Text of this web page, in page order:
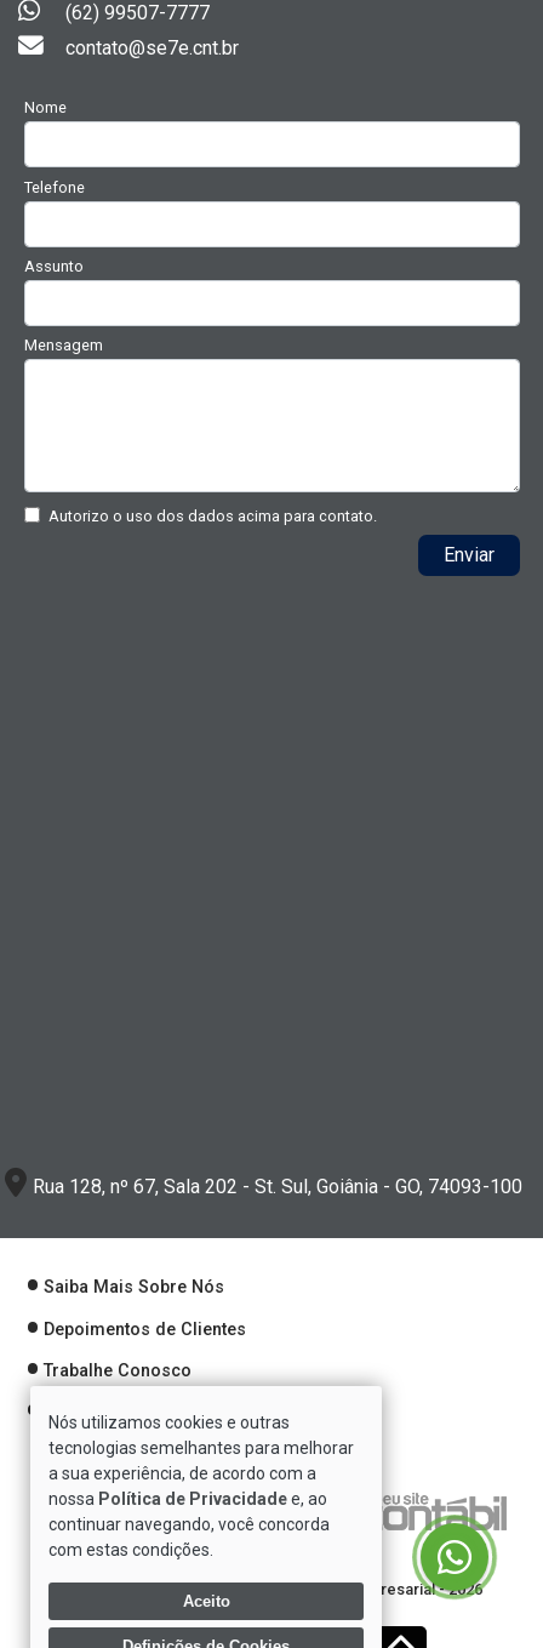
(62) 99507-7777
contato@se7e.cnt.br
Nome
Telefone
Assunto
Mensagem
Autorizo o uso dos dados acima para contato.
Enviar
Rua 128, nº 67, Sala 202 - St. Sul, Goiânia - GO, 74093-100
Saiba Mais Sobre Nós
Depoimentos de Clientes
Trabalhe Conosco
Política de Privacidade
Verificada por
Direitos reservados à Se7e Consultoria Empresarial - 2026
Nós utilizamos cookies e outras
tecnologias semelhantes para melhorar
a sua experiência, de acordo com a
nossa Política de Privacidadee, ao
continuar navegando, você concorda
com estas condições.
Aceito